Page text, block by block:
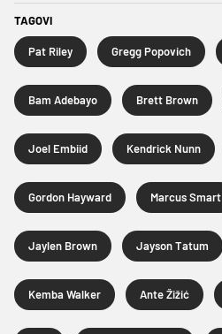
TAGOVI
Pat Riley Gregg Popovich
Bam Adebayo Brett Brown
Joel Embiid Kendrick Nunn
Gordon Hayward Marcus Smart
Jaylen Brown Jayson Tatum
Kemba Walker Ante Žižić